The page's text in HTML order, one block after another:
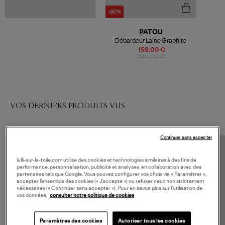
-60%
158,00 €
PATOU
Débardeur Laine Graphite
VOS DERNIERS PRODUITS VUS
lulli-sur-la-toile.com utilise des cookies et technologies similaires à des fins de
performance, personnalisation, publicité et analyses, en collaboration avec des
partenaires tels que Google. Vous pouvez configurer vos choix via « Paramétrer »,
accepter l’ensemble des cookies (« J’accepte ») ou refuser ceux non strictement
nécessaires (« Continuer sans accepter »). Pour en savoir plus sur l’utilisation de
vos données,
consulter notre politique de cookies
Paramètres des cookies Autoriser tous les cookies
Continuer sans accepter